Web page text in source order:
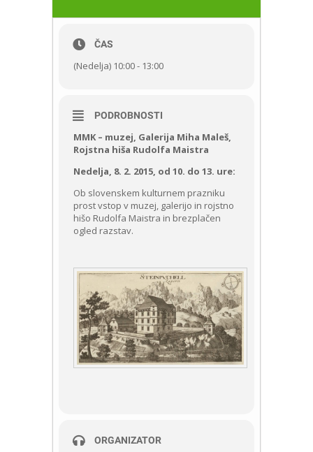
ČAS
(Nedelja) 10:00 - 13:00
PODROBNOSTI
MMK – muzej, Galerija Miha Maleš,
Rojstna hiša Rudolfa Maistra
Nedelja, 8. 2. 2015, od 10. do 13. ure:
Ob slovenskem kulturnem prazniku
prost vstop v muzej, galerijo in rojstno
hišo Rudolfa Maistra in brezplačen
ogled razstav.
ORGANIZATOR